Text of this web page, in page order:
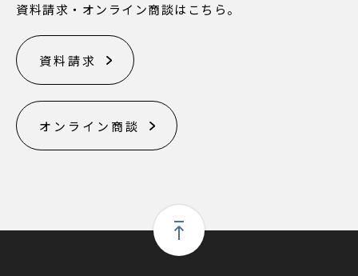
資料請求・オンライン商談はこちら。
資料請求
オンライン商談